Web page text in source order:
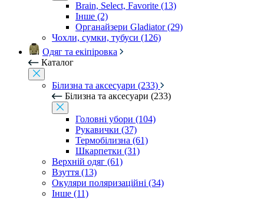
Brain, Select, Favorite (13)
Інше (2)
Органайзери Gladiator (29)
Чохли, сумки, тубуси (126)
Одяг та екіпіровка
Каталог
Білизна та аксесуари (233)
Білизна та аксесуари (233)
Головні убори (104)
Рукавички (37)
Термобілизна (61)
Шкарпетки (31)
Верхній одяг (61)
Взуття (13)
Окуляри поляризаційні (34)
Інше (11)